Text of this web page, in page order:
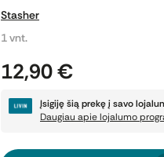
Stasher
1 vnt.
12,90 €
Įsigiję šią prekę į savo
Daugiau apie lojalumo